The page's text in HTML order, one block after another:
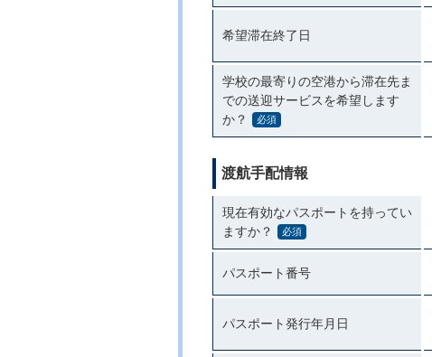
希望滞在終了日
学校の最寄りの空港から滞在先ま
での送迎サービスを希望します
か？
必須
渡航手配情報
現在有効なパスポートを持ってい
ますか？
必須
パスポート番号
パスポート発行年月日